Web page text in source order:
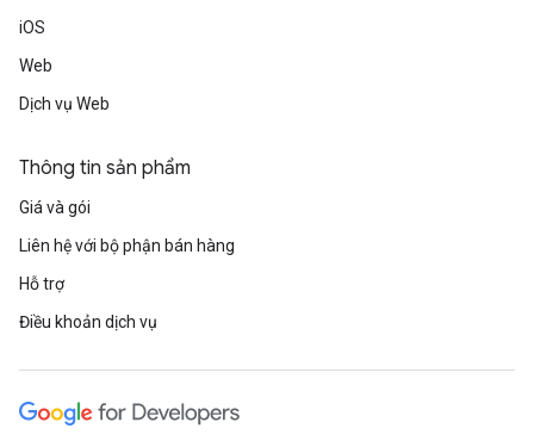
iOS
Web
Dịch vụ Web
Thông tin sản phẩm
Giá và gói
Liên hệ với bộ phận bán hàng
Hỗ trợ
Điều khoản dịch vụ